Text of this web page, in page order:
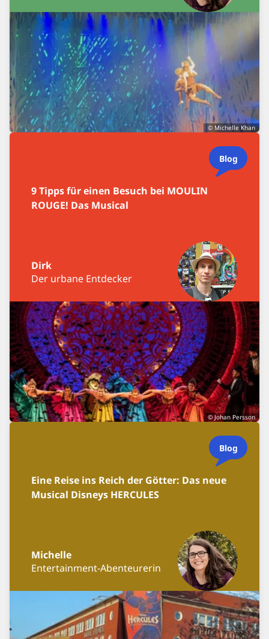
© Michelle Khan
Blog
9 Tipps für einen Besuch bei MOULIN
ROUGE! Das Musical
Dirk
Der urbane Entdecker
© Johan Persson
Blog
Eine Reise ins Reich der Götter: Das neue
Musical Disneys HERCULES
Michelle
Entertainment-Abenteurerin